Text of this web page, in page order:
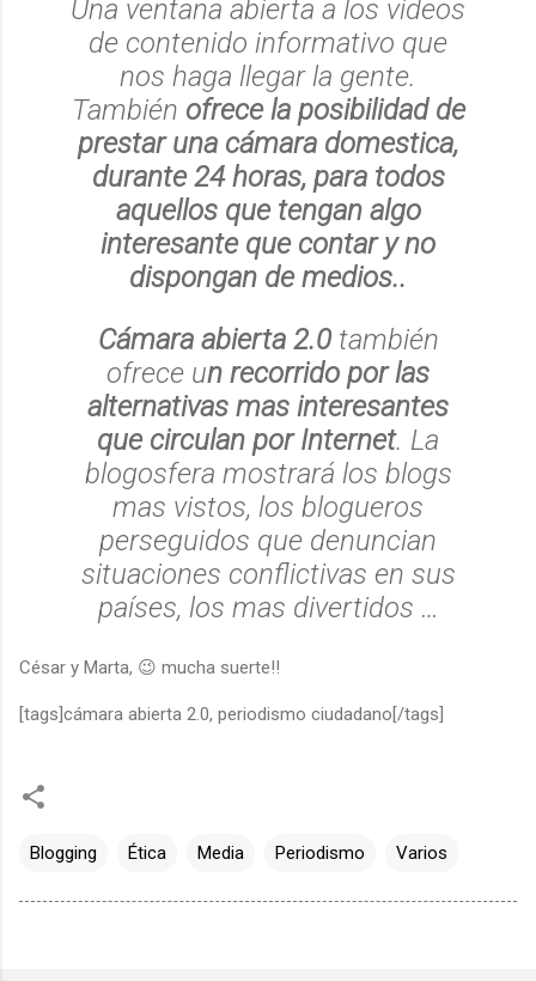
Una ventana abierta a los videos
de contenido informativo que
nos haga llegar la gente.
También ofrece la posibilidad de
prestar una cámara domestica,
durante 24 horas, para todos
aquellos que tengan algo
interesante que contar y no
dispongan de medios..
Cámara abierta 2.0 también
ofrece un recorrido por las
alternativas mas interesantes
que circulan por Internet. La
blogosfera mostrará los blogs
mas vistos, los blogueros
perseguidos que denuncian
situaciones conflictivas en sus
países, los mas divertidos …
César y Marta, 😉 mucha suerte!!
[tags]cámara abierta 2.0, periodismo ciudadano[/tags]
Blogging Ética Media Periodismo Varios